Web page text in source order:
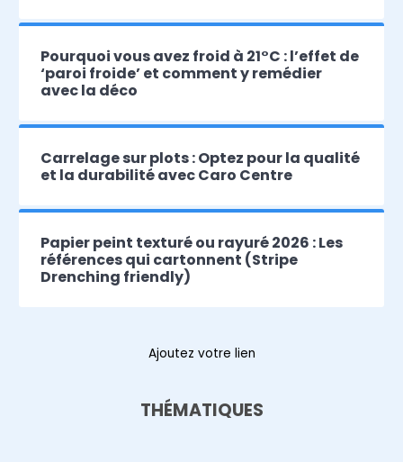
Pourquoi vous avez froid à 21°C : l’effet de
‘paroi froide’ et comment y remédier
avec la déco
Carrelage sur plots : Optez pour la qualité
et la durabilité avec Caro Centre
Papier peint texturé ou rayuré 2026 : Les
références qui cartonnent (Stripe
Drenching friendly)
Ajoutez votre lien
THÉMATIQUES